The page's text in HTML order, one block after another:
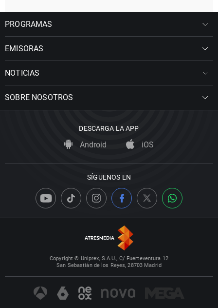
PROGRAMAS
EMISORAS
NOTICIAS
SOBRE NOSOTROS
DESCARGA LA APP
Android iOS
SÍGUENOS EN
Copyright © Uniprex, S.A.U., C/ Fuerteventura 12
San Sebastián de los Reyes, 28703 Madrid